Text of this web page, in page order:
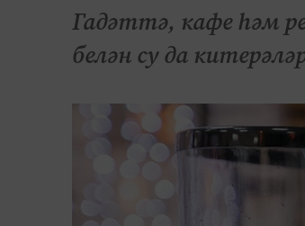
Гадәттә, кафе һәм
белән су да